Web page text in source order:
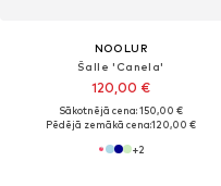
NOOLUR
Šalle 'Canela'
120,00 €
Sākotnējā cena: 150,00 €
Pēdējā zemākā cena:120,00 €
+2